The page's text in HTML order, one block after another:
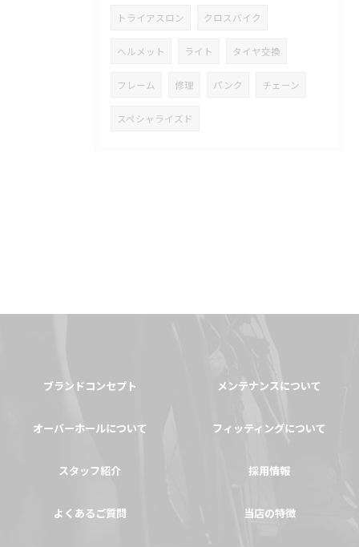
トライアスロン クロスバイク
ヘルメット ライト タイヤ交換
フレーム 修理 パンク チェーン
スペシャライズド
ブランドコンセプト メンテナンスについて
オーバーホールについて フィッティングについて
スタッフ紹介 採用情報
よくあるご質問 当店の特徴